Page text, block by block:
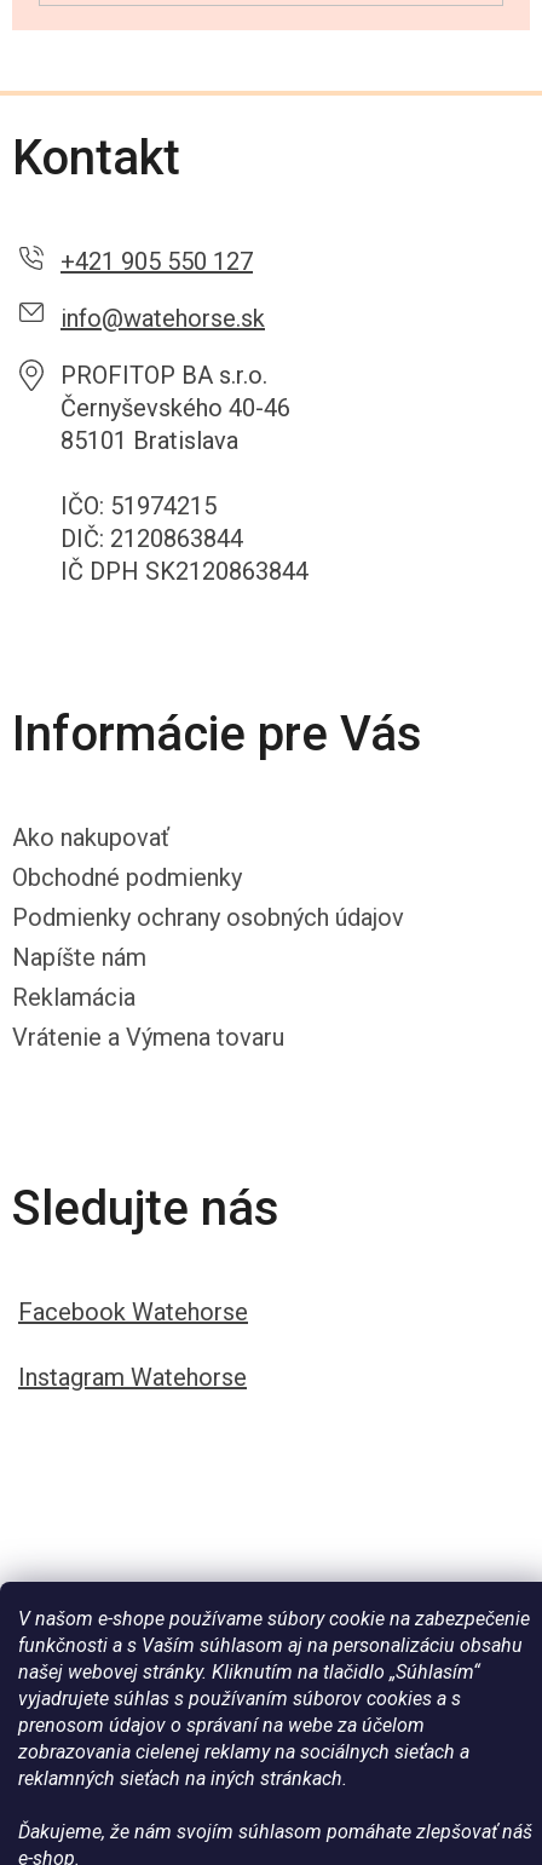
V našom e-shope používame súbory cookie na zabezpečenie
funkčnosti a s Vaším súhlasom aj na personalizáciu obsahu
našej webovej stránky. Kliknutím na tlačidlo „Súhlasím“
vyjadrujete súhlas s používaním súborov cookies a s
prenosom údajov o správaní na webe za účelom
zobrazovania cielenej reklamy na sociálnych sieťach a
reklamných sieťach na iných stránkach.
Ďakujeme, že nám svojím súhlasom pomáhate zlepšovať náš
e-shop.
Kontakt
+421 905 550 127
info@watehorse.sk
PROFITOP BA s.r.o.
Černyševského 40-46
85101 Bratislava
IČO: 51974215
DIČ: 2120863844
IČ DPH SK2120863844
Informácie pre Vás
Ako nakupovať
Obchodné podmienky
Podmienky ochrany osobných údajov
Napíšte nám
Reklamácia
Vrátenie a Výmena tovaru
Sledujte nás
Facebook Watehorse
Instagram Watehorse
Vytvoril Shoptet
Copyright 2026 Všetko pre vaše kone - WateHorse.sk . Všetky
práva vyhradené.